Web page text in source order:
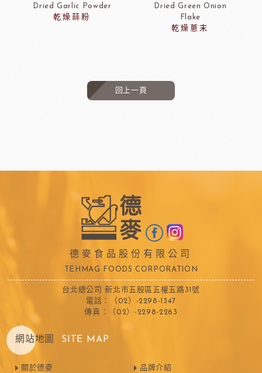
Dried Garlic Powder
乾燥蒜粉
Dried Green Onion
Flake
乾燥蔥末
回上一頁
德麥食品股份有限公司
TEHMAG FOODS CORPORATION
台北總公司 新北市五股區五權五路31號
電話：（02）-2298-1347
傳真：（02）-2298-2263
網站地圖 SITE MAP
關於德麥
品牌介紹